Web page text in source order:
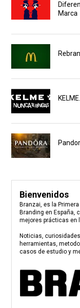
Marca
Bienvenidos
Branzai, es la
Branding en España,
mejores prácticas en
Noticias,
herramientas,
casos de estudio y